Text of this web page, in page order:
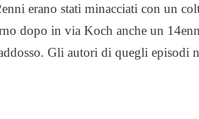
erano stati minacciati con un
dopo in via Koch anche un
Gli autori di quegli episodi